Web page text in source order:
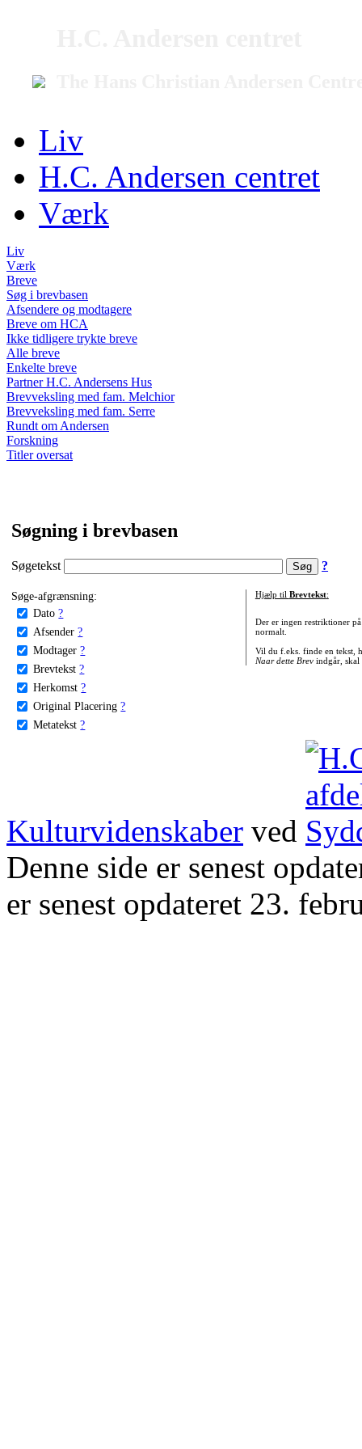
Liv
H.C. Andersen centret
Værk
Liv
Værk
Breve
Søg i brevbasen
Afsendere og modtagere
Breve om HCA
Ikke tidligere trykte breve
Alle breve
Enkelte breve
Partner H.C. Andersens Hus
Brevveksling med fam. Melchior
Brevveksling med fam. Serre
Rundt om Andersen
Forskning
Titler oversat
Søgning i brevbasen
Søgetekst ?
Søge-afgrænsning:
Dato ?
Afsender ?
Modtager ?
Brevtekst ?
Herkomst ?
Original Placering ?
Metatekst ?
Hjælp til Brevtekst:
Der er ingen restriktioner
normalt.
Vil du f.eks. finde en tekst,
Naar dette Brevindgår, skal
Kulturvidenskaber ved
Denne side er senest
er senest opdateret 23.